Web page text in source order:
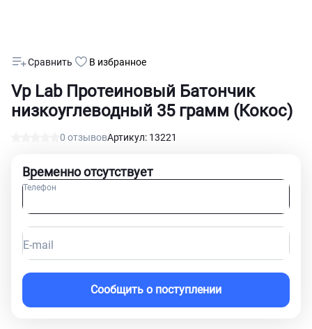
Vp Lab Протеиновый Батончик
низкоуглеводный 35 грамм (Кокос)
0 отзывовАртикул: 13221
Сравнить В избранное
Временно отсутствует
Телефон
E-mail
Сообщить о поступлении